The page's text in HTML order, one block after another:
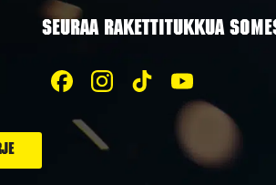
SEURAA RAKETTITUKKUA